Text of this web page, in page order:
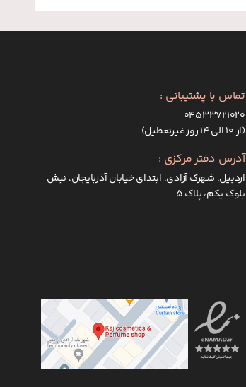
تماس با پشتیبانی :
۰۴۵۳۳۷۲۱۰۲۰
(از ۱۰ الی ۱۴ روز غیرتعطیل)
آدرس دفتر مرکزی :
اردبیل، شهرک آزادی، ابتدای خیابان آذربایجان، نبش
بلوک یکم، پلاک 5